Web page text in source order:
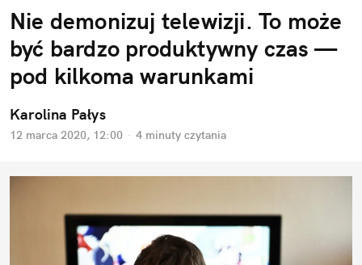
Nie demonizuj telewizji. To może
być bardzo produktywny czas —
pod kilkoma warunkami
Karolina Pałys
12 marca 2020, 12:00 · 4 minuty czytania